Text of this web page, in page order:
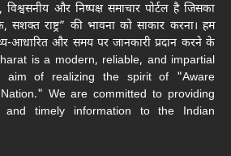
और निष्पक्ष समाचार पोर्टल है जिसका
सशक्त राष्ट्र” की भावना को साकार करना। हम
आधारित और समय पर जानकारी प्रदान करने के
is a modern, reliable, and impartial
aim of realizing the spirit of "Aware
We are committed to providing
and timely information to the Indian